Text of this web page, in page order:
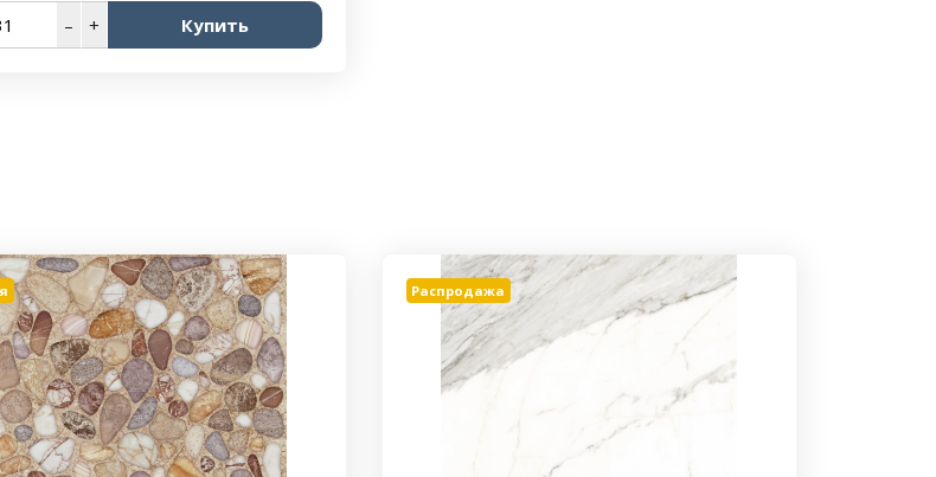
– + Купить
Распродажа